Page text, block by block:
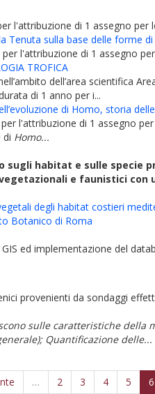
l'attribuzione di 1 assegno
Tenuta sulla base delle
per l'attribuzione di 1 assegno
TROFICA
dell’area scientifica
di 1 anno per i...
di Homo, storia
l'attribuzione di 1 assegno
di Homo...
habitat e sulle specie
e faunistici con
degli habitat costieri
Botanico di Roma
ed implementazione del
provenienti da sondaggi
sulle caratteristiche
Quantificazione delle...
… 2 3 4 5 6